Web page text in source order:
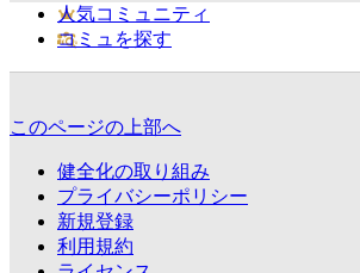
人気コミュニティ
コミュを探す
このページの上部へ
健全化の取り組み
プライバシーポリシー
新規登録
利用規約